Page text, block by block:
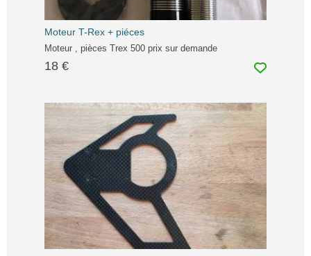
Moteur T-Rex + piéces
Moteur , pièces Trex 500 prix sur demande
18 €